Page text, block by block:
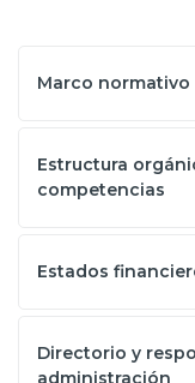
Marco normativo
Estructura
competencias
Estados
Directorio y
administración